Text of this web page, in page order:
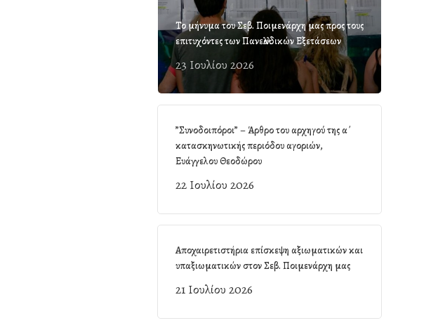
Το μήνυμα του Σεβ. Ποιμενάρχη μας προς τους
επιτυχόντες των Πανελλαδικών Εξετάσεων
23 Ιουλίου 2026
”Συνοδοιπόροι” – Άρθρο του αρχηγού της α΄
κατασκηνωτικής περιόδου αγοριών,
Ευάγγελου Θεοδώρου
22 Ιουλίου 2026
Αποχαιρετιστήρια επίσκεψη αξιωματικών και
υπαξιωματικών στον Σεβ. Ποιμενάρχη μας
21 Ιουλίου 2026